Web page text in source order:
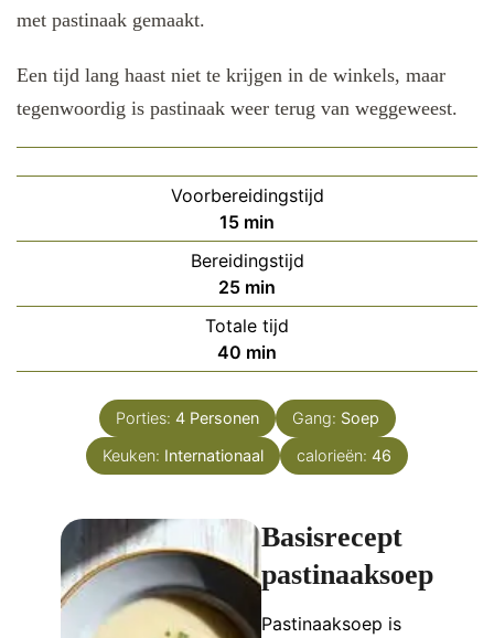
met pastinaak gemaakt.
Een tijd lang haast niet te krijgen in de winkels, maar
tegenwoordig is pastinaak weer terug van weggeweest.
Voorbereidingstijd
15minuten
min
Bereidingstijd
25minuten
min
Totale tijd
40 minuten
min
Porties: 4 Personen Gang: Soep
Keuken: Internationaal calorieën: 46
Basisrecept
pastinaaksoep
Pastinaaksoep is